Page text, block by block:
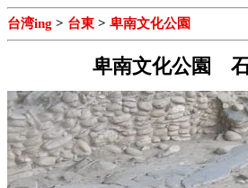
台湾ing > 台東 > 卑南文化公園
卑南文化公園